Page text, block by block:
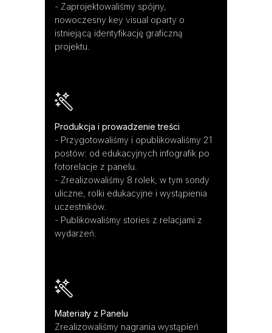
- Zaprojektowaliśmy spójny,
nowoczesny key visual oparty o
istniejącą identyfikację graficzną
projektu.
Produkcja i prowadzenie treści
- Przygotowaliśmy i opublikowaliśmy 21
postów: od edukacyjnych infografik po
fotorelacje z panelu.
- Zrealizowaliśmy 8 rolek, w tym sondy
uliczne, rolki edukacyjne i wystąpienia
uczestników.
- Publikowaliśmy stories z relacjami z
wydarzeń.
Materiały z Panelu
Zrealizowaliśmy nagrania wystąpień